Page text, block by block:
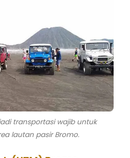
transportasi wajib untuk
lautan pasir Bromo.